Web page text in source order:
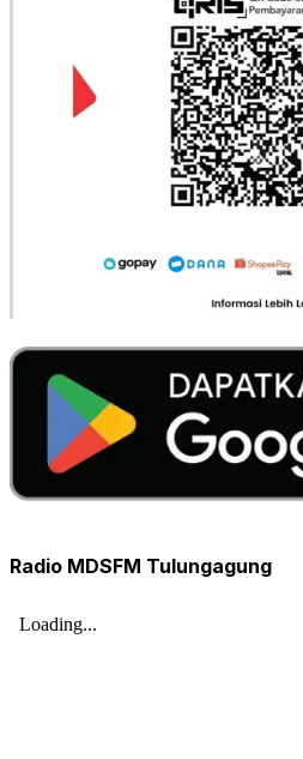
Radio MDSFM Tulungagung